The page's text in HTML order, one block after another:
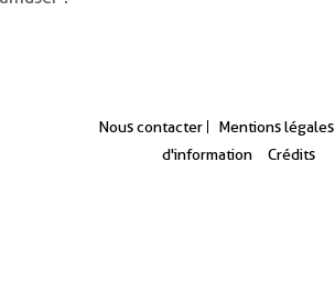
Nous contacter Mentions légales
d'information
Crédits